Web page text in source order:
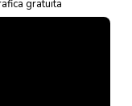
gratuita